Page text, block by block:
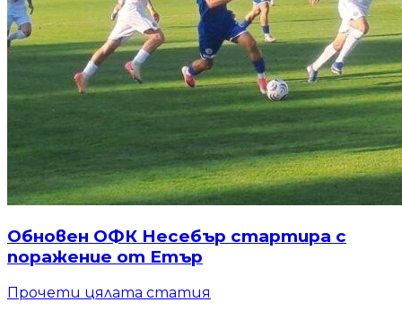
Обновен ОФК Несебър стартира с
поражение от Етър
Прочети цялата статия